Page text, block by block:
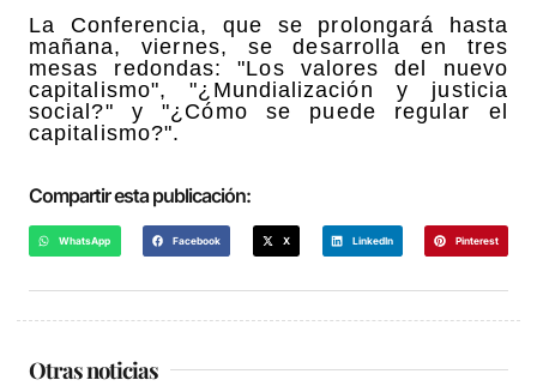
La Conferencia, que se prolongará hasta
mañana, viernes, se desarrolla en tres
mesas redondas: "Los valores del nuevo
capitalismo", "¿Mundialización y justicia
social?" y "¿Cómo se puede regular el
capitalismo?".
Compartir esta publicación:
WhatsApp Facebook X LinkedIn Pinterest
Otras noticias